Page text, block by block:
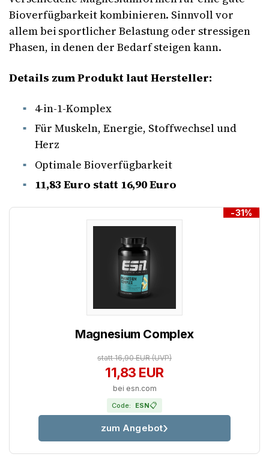
Bioverfügbarkeit kombinieren. Sinnvoll vor
allem bei sportlicher Belastung oder stressigen
Phasen, in denen der Bedarf steigen kann.
Details zum Produkt laut Hersteller:
4-in-1-Komplex
Für Muskeln, Energie, Stoffwechsel und
Herz
Optimale Bioverfügbarkeit
11,83 Euro statt 16,90 Euro
-31%
Magnesium Complex
statt 16,90 EUR(UVP)
11,83 EUR
bei esn.com
Code: ESN📋
zum Angebot